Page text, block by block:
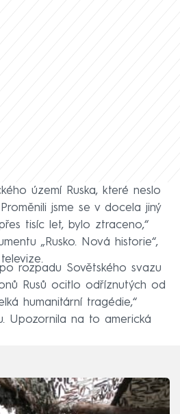
území Ruska, které neslo
jsme se v docela jiný
tisíc let, bylo ztraceno,“
„Rusko. Nová historie“,
rozpadu Sovětského svazu
Rusů ocitlo odříznutých od
humanitární tragédie,“
Upozornila na to americká